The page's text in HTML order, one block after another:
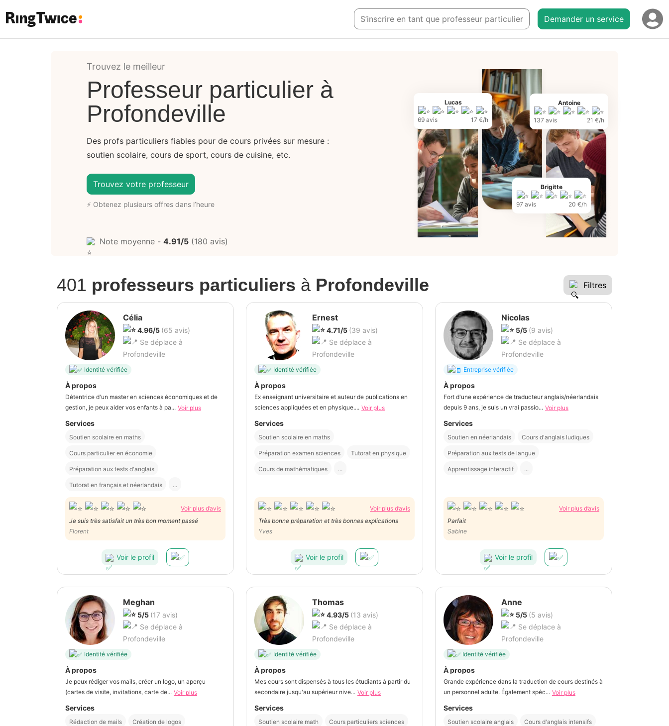
S’inscrire en tant que professeur particulier Demander un service
Lucas
69 avis 17 €/h
Brigitte
97 avis 20 €/h
Antoine
137 avis 21 €/h
Trouvez le meilleur
Professeur particulier à
Profondeville
Des profs particuliers fiables pour de cours privées sur mesure :
soutien scolaire, cours de sport, cours de cuisine, etc.
Trouvez votre professeur
⚡ Obtenez plusieurs offres dans l’heure
Note moyenne - 4.91/5 (180 avis)
401 professeurs particuliers à Profondeville Filtres
Célia
4.96/5 (65 avis)
Se déplace à
Profondeville
Identité vérifiée
À propos
Détentrice d'un master en sciences économiques et de
gestion, je peux aider vos enfants à pa... Voir plus
Services
Soutien scolaire en maths
Cours particulier en économie
Préparation aux tests d'anglais
Tutorat en français et néerlandais ...
Voir plus d’avis
Je suis très satisfait un très bon moment passé
Florent
Voir le profil
Ernest
4.71/5 (39 avis)
Se déplace à
Profondeville
Identité vérifiée
À propos
Ex enseignant universitaire et auteur de publications en
sciences appliquées et en physique.... Voir plus
Services
Soutien scolaire en maths
Préparation examen sciences Tutorat en physique
Cours de mathématiques ...
Voir plus d’avis
Très bonne préparation et très bonnes explications
Yves
Voir le profil
Nicolas
5/5 (9 avis)
Se déplace à
Profondeville
Entreprise vérifiée
À propos
Fort d'une expérience de traducteur anglais/néerlandais
depuis 9 ans, je suis un vrai passio... Voir plus
Services
Soutien en néerlandais Cours d'anglais ludiques
Préparation aux tests de langue
Apprentissage interactif ...
Voir plus d’avis
Parfait
Sabine
Voir le profil
Meghan
5/5 (17 avis)
Se déplace à
Profondeville
Identité vérifiée
À propos
Je peux rédiger vos mails, créer un logo, un aperçu
(cartes de visite, invitations, carte de... Voir plus
Services
Rédaction de mails Création de logos
Thomas
4.93/5 (13 avis)
Se déplace à
Profondeville
Identité vérifiée
À propos
Mes cours sont dispensés à tous les étudiants à partir du
secondaire jusqu'au supérieur nive... Voir plus
Services
Soutien scolaire math Cours particuliers sciences
Anne
5/5 (5 avis)
Se déplace à
Profondeville
Identité vérifiée
À propos
Grande expérience dans la traduction de cours destinés à
un personnel adulte. Également spéc... Voir plus
Services
Soutien scolaire anglais Cours d'anglais intensifs